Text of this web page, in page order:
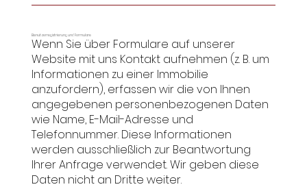
Benutzerregistrierung und Formulare
Wenn Sie über Formulare auf unserer
Website mit uns Kontakt aufnehmen (z. B. um
Informationen zu einer Immobilie
anzufordern), erfassen wir die von Ihnen
angegebenen personenbezogenen Daten
wie Name, E-Mail-Adresse und
Telefonnummer. Diese Informationen
werden ausschließlich zur Beantwortung
Ihrer Anfrage verwendet. Wir geben diese
Daten nicht an Dritte weiter.